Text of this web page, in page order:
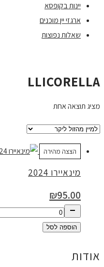
יינות בקופסא
ארגזי יין מוכנים
שאלות נפוצות
LLICORELLA
מציג תוצאה אחת
הצצה מהירה
מינאיירו 2024
₪95.00
הוספה לסל
אודות